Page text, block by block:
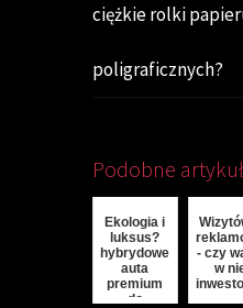
ciężkie rolki
poligraficznych?
Podobne
Ekologia i
luksus?
hybrydowe
auta
premium
do
- czy
w